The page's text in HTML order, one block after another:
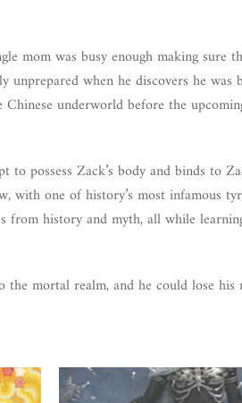
mom was busy enough making sure
unprepared when he discovers he was
underworld before the
possess Zack’s body and binds to
with one of history’s most infamous
from history and myth, all while
mortal realm, and he could lose his